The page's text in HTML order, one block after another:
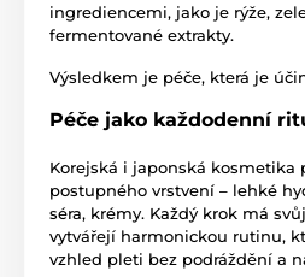
ingrediencemi, jako je rýže,
fermentované extrakty.
Výsledkem je péče, která je
Péče jako každodenní
Korejská i japonská kosmetika
postupného vrstvení – lehké
séra, krémy. Každý krok má
vytvářejí harmonickou rutinu,
vzhled pleti bez podráždění a